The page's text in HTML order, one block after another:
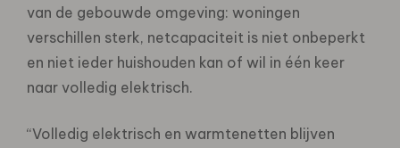
van de gebouwde omgeving: woningen
verschillen sterk, netcapaciteit is niet onbeperkt
en niet ieder huishouden kan of wil in één keer
naar volledig elektrisch.
“Volledig elektrisch en warmtenetten blijven